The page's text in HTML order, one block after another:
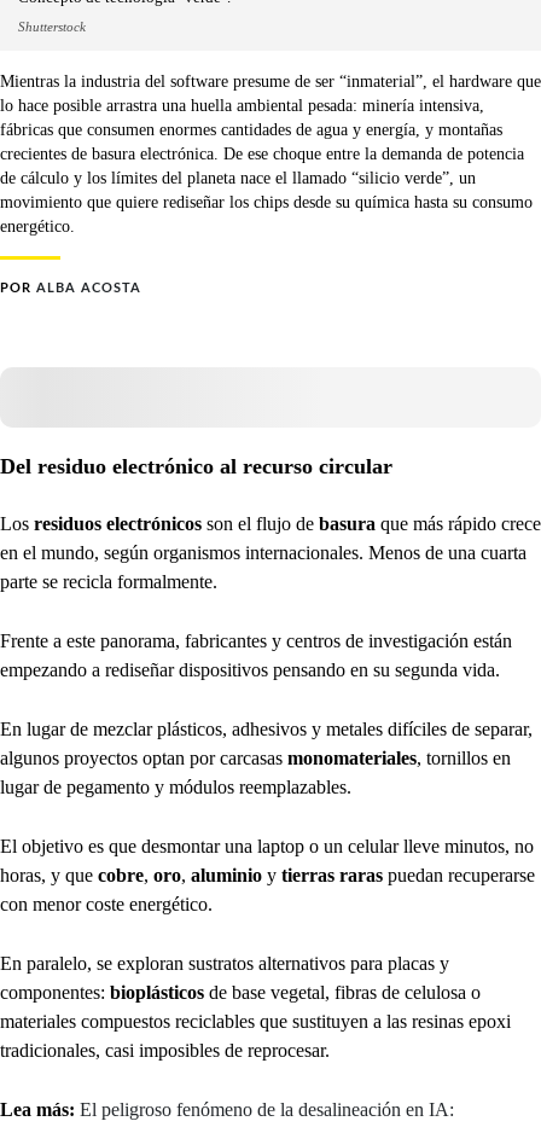
Shutterstock
Mientras la industria del software presume de ser “inmaterial”, el hardware que
lo hace posible arrastra una huella ambiental pesada: minería intensiva,
fábricas que consumen enormes cantidades de agua y energía, y montañas
crecientes de basura electrónica. De ese choque entre la demanda de potencia
de cálculo y los límites del planeta nace el llamado “silicio verde”, un
movimiento que quiere rediseñar los chips desde su química hasta su consumo
energético.
POR ALBA ACOSTA
Del residuo electrónico al recurso circular
Los residuos electrónicos son el flujo de basura que más rápido crece
en el mundo, según organismos internacionales. Menos de una cuarta
parte se recicla formalmente.
Frente a este panorama, fabricantes y centros de investigación están
empezando a rediseñar dispositivos pensando en su segunda vida.
En lugar de mezclar plásticos, adhesivos y metales difíciles de separar,
algunos proyectos optan por carcasas monomateriales, tornillos en
lugar de pegamento y módulos reemplazables.
El objetivo es que desmontar una laptop o un celular lleve minutos, no
horas, y que cobre, oro, aluminio y tierras raras puedan recuperarse
con menor coste energético.
En paralelo, se exploran sustratos alternativos para placas y
componentes: bioplásticos de base vegetal, fibras de celulosa o
materiales compuestos reciclables que sustituyen a las resinas epoxi
tradicionales, casi imposibles de reprocesar.
Lea más: El peligroso fenómeno de la desalineación en IA: